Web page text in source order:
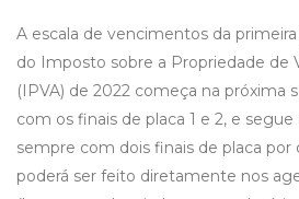
A escala de vencimentos da
do Imposto sobre a Propriedade de
(IPVA) de 2022 começa na próxima
com os finais de placa 1 e 2, e segue
sempre com dois finais de placa por
poderá ser feito diretamente nos